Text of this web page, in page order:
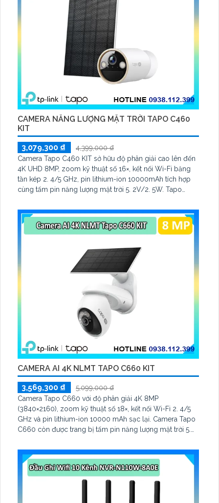
CAMERA NĂNG LƯỢNG MẶT TRỜI TAPO C460
KIT
3,079,300 ₫
4,399,000 ₫
Camera Tapo C460 KIT sở hữu độ phân giải cao lên đến
4K UHD 8MP, zoom kỹ thuật số 16×, kết nối Wi-Fi băng
tần kép 2. 4/5 GHz, pin lithium-ion 10000mAh tích hợp
cùng tấm pin năng lượng mặt trời 5. 2V/2. 5W. Tapo
biến Starlight, tầm nhìn lên đến 15 m
CAMERA AI 4K NLMT TAPO C660 KIT
3,569,300 ₫
5,099,000 ₫
Camera Tapo C660 với độ phân giải 4K 8MP
(3840×2160), zoom kỹ thuật số 18×, kết nối Wi-Fi 2. 4/5
GHz và pin lithium-ion 10000 mAh sạc lại. Camera Tapo
C660 còn được trang bị tấm pin năng lượng mặt trời 5.
tiện, lưu trữ thẻ microSD tối đa 512 GB